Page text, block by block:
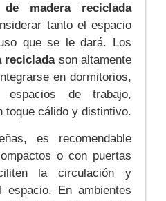
de madera reciclada
tanto el espacio
que se le dará. Los
recicladason altamente
en dormitorios,
de trabajo,
toque cálido y distintivo.
es recomendable
o con puertas
la circulación y
espacio. En ambientes